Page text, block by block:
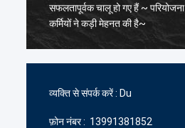
सफलतापूर्वक चालू हो गए हैं ~
कर्मियों ने कड़ी मेहनत की है~
व्यक्ति से संपर्क करें : Du
फ़ोन नंबर : 13991381852